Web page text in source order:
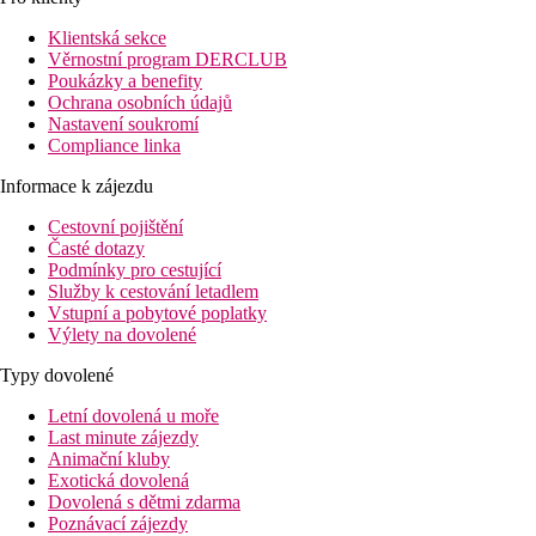
světa, pohodlné, prostorné pokoje a mnoho atrakcí pro dospělé i
děti. Užívat si odpočinek můžete na krásné široké pláži oceněné
Modrou vlajkou nebo vodní radovánky v bazénu se
skluzavkami. Sportovní nadšenci se mohou těšit na bohaté
sportovní zázemí včetně tenisového kurtu, bowlingové herny
nebo vodních sportů. Pro relaxaci je zde wellness centrum se
širokou nabídkou procedur.
Vzdálenost
pláže: 190 m
letiště: 54 km Antalya
centra: 12 km Side
nákupních možností: 550 m
Popis pokoje
Dvoulůžkový pokoj, výhled do krajiny
centrální klimatizace
Tv se satelitním příjmem
trezor (zdarma)
minibar (denně doplňován)
set pro přípravu čaje a kávy
Wi-Fi (zdarma)
pantofle
vlastní sociální zařízení (koupelna, vysoušeč vlasů, WC)
Klientská sekce
Věrnostní program DERCLUB
Poukázky a benefity
Ochrana osobních údajů
Nastavení soukromí
Compliance linka
Informace k zájezdu
Cestovní pojištění
Časté dotazy
Podmínky pro cestující
Služby k cestování letadlem
Vstupní a pobytové poplatky
Výlety na dovolené
Typy dovolené
Letní dovolená u moře
Last minute zájezdy
Animační kluby
Exotická dovolená
Dovolená s dětmi zdarma
Poznávací zájezdy